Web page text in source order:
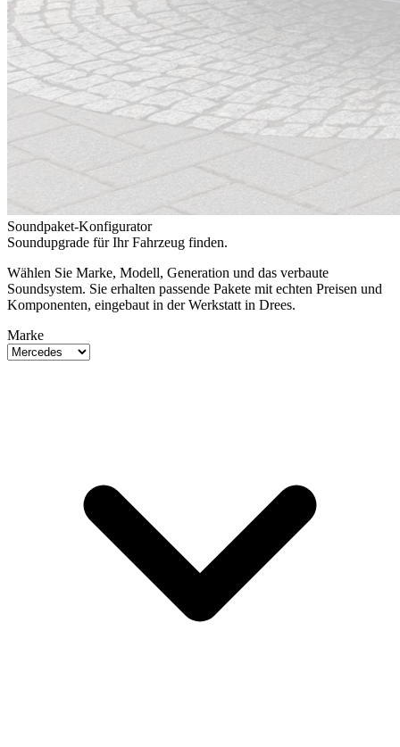
Soundpaket-Konfigurator
Soundupgrade für Ihr Fahrzeug finden.
Wählen Sie Marke, Modell, Generation und das verbaute
Soundsystem. Sie erhalten passende Pakete mit echten Preisen und
Komponenten, eingebaut in der Werkstatt in Drees.
Marke